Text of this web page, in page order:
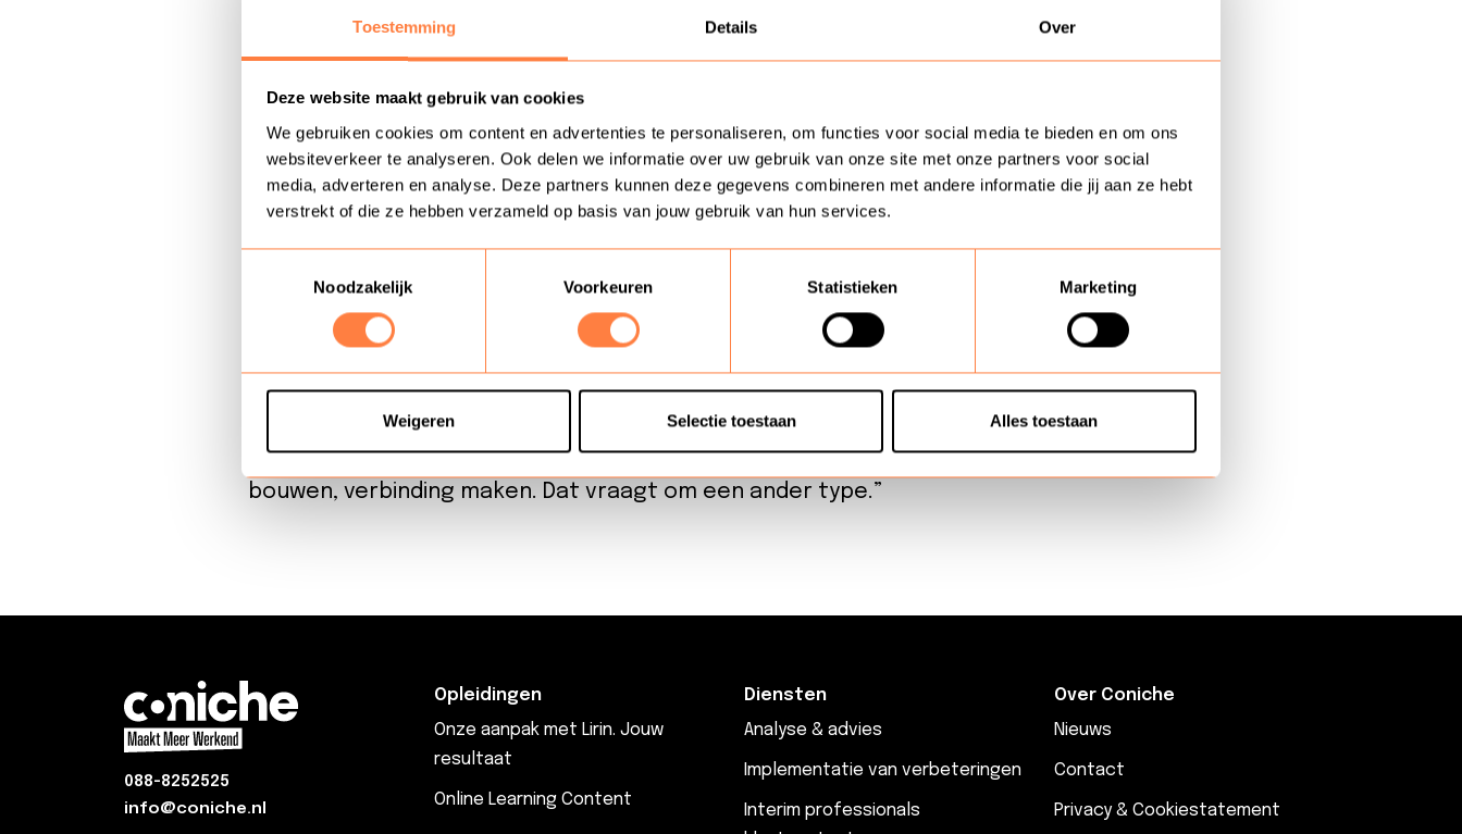
Toestemming Details Over
Deze website maakt gebruik van cookies
We gebruiken cookies om content en advertenties te personaliseren, om functies voor social media te bieden en om ons
websiteverkeer te analyseren. Ook delen we informatie over uw gebruik van onze site met onze partners voor social
media, adverteren en analyse. Deze partners kunnen deze gegevens combineren met andere informatie die jij aan ze hebt
verstrekt of die ze hebben verzameld op basis van jouw gebruik van hun services.
Noodzakelijk
Voorkeuren Statistieken Marketing
Weigeren Selectie toestaan Alles toestaan
anders zou worden”, vertelt Lars Meijer. “Door automatisering en de opkomst van
Artificial Intelligence kun je straks 80 procent van je vragen geautomatiseerd laten
afhandelen. Voor de overige vragen heb je de komende jaren “andere mensen” nodig.
Ook is WFM belangrijker geworden voor organisaties. Bedrijven zien dat het goed is voor
hun efficiency en kwaliteit. Daarmee is vraag ontstaan naar mensen die in staat zijn om de
rest van de organisatie mee te nemen in wat wel en niet kan. ‘Vroeger stonden WFM
managers met een Excel-sheet voor de groep”, zegt Lars. “Nu moeten ze ook bruggen
bouwen, verbinding maken. Dat vraagt om een ander type.”
088-8252525
info@coniche.nl
Opleidingen
Onze aanpak met Lirin. Jouw
resultaat
Online Learning Content
Diensten
Analyse & advies
Implementatie van verbeteringen
Interim professionals
Over Coniche
Nieuws
Contact
Privacy & Cookiestatement